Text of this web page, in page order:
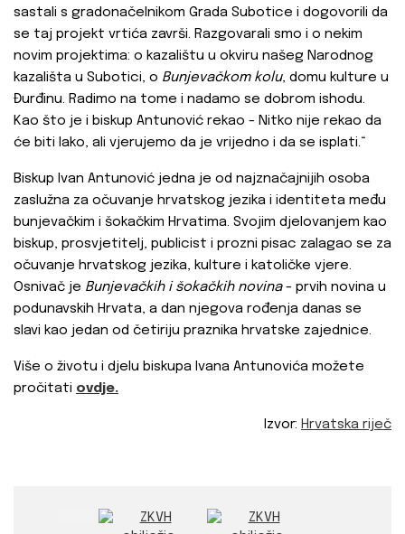
sastali s gradonačelnikom Grada Subotice i dogovorili da
se taj projekt vrtića završi. Razgovarali smo i o nekim
novim projektima: o kazalištu u okviru našeg Narodnog
kazališta u Subotici, o Bunjevačkom kolu, domu kulture u
Đurđinu. Radimo na tome i nadamo se dobrom ishodu.
Kao što je i biskup Antunović rekao - Nitko nije rekao da
će biti lako, ali vjerujemo da je vrijedno i da se isplati.“
Biskup Ivan Antunović jedna je od najznačajnijih osoba
zaslužna za očuvanje hrvatskog jezika i identiteta među
bunjevačkim i šokačkim Hrvatima. Svojim djelovanjem kao
biskup, prosvjetitelj, publicist i prozni pisac zalagao se za
očuvanje hrvatskog jezika, kulture i katoličke vjere.
Osnivač je Bunjevačkih i šokačkih novina- prvih novina u
podunavskih Hrvata, a dan njegova rođenja danas se
slavi kao jedan od četiriju praznika hrvatske zajednice.
Više o životu i djelu biskupa Ivana Antunovića možete
pročitati ovdje.
Izvor: Hrvatska riječ